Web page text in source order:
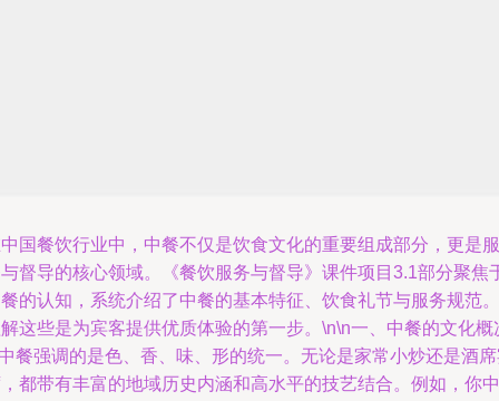
国餐饮行业中，中餐不仅是饮食文化的重要组成部分，更是服
督导的核心领域。《餐饮服务与督导》课件项目3.1部分聚焦
的认知，系统介绍了中餐的基本特征、饮食礼节与服务规范。
这些是为宾客提供优质体验的第一步。\n\n一、中餐的文化概
餐强调的是色、香、味、形的统一。无论是家常小炒还是酒
都带有丰富的地域历史内涵和高水平的技艺结合。例如，你中